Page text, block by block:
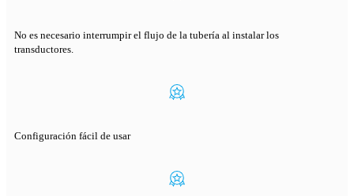
No es necesario interrumpir el flujo de la tubería al instalar los
transductores.
Configuración fácil de usar